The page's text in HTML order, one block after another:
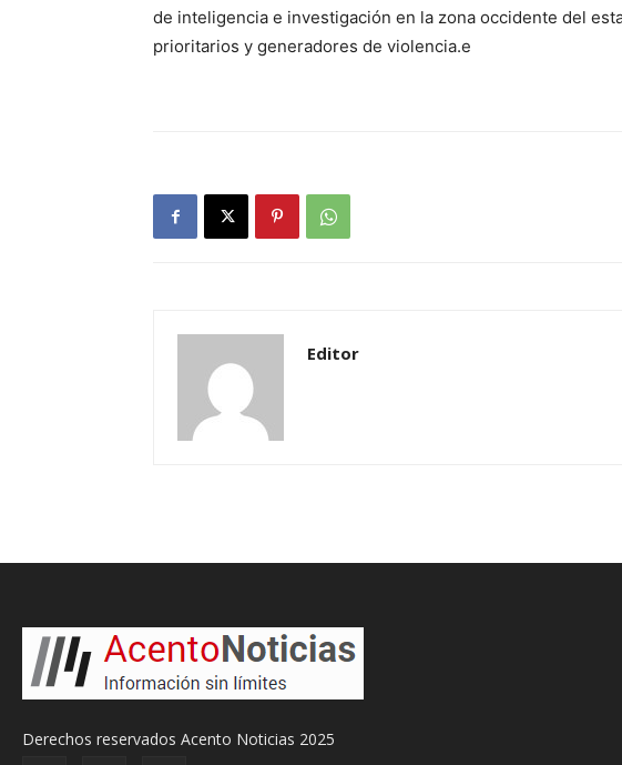
de inteligencia e investigación en la zona occidente del
prioritarios y generadores de violencia.e
Editor
Derechos reservados Acento Noticias 2025